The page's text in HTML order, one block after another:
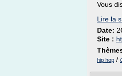
Vous
Lire la
Date:
Site :
hip hop /